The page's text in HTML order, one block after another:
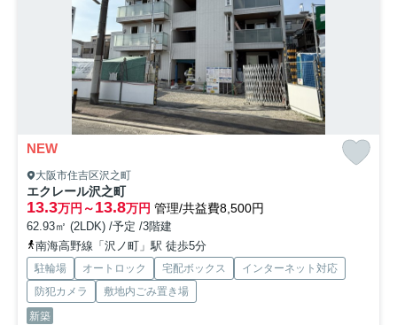
NEW
大阪市住吉区沢之町
エクレール沢之町
13.3万円～13.8万円 管理/共益費8,500円
62.93㎡ (2LDK) /予定 /3階建
南海高野線「沢ノ町」駅 徒歩5分
駐輪場 オートロック 宅配ボックス
インターネット対応
防犯カメラ
敷地内ごみ置き場
新築